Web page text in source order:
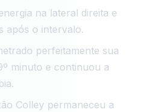
na lateral direita e
após o intervalo.
perfeitamente sua
minuto e continuou a
Colley permaneceu a